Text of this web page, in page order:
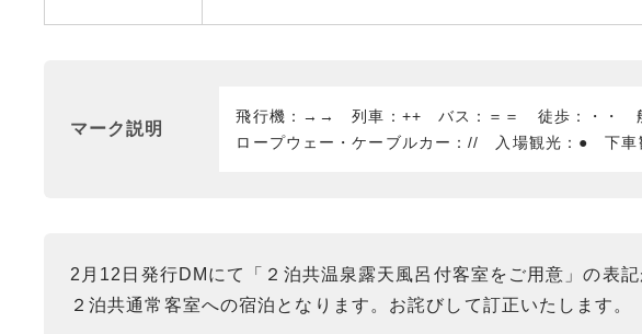
マーク説明
飛行機：→→ 列車：++ バス：＝＝ 徒歩：・・ 船
ロープウェー・ケーブルカー：// 入場観光：● 下
2月12日発行DMにて「２泊共温泉露天風呂付客室をご用意」の表
２泊共通常客室への宿泊となります。お詫びして訂正いたします。